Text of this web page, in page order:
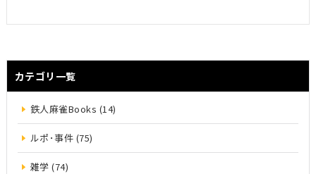
カテゴリ一覧
鉄人麻雀Books (14)
ルポ･事件 (75)
雑学 (74)